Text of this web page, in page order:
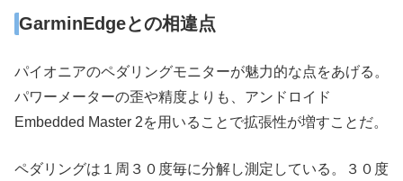
GarminEdgeとの相違点
パイオニアのペダリングモニターが魅力的な点をあげる。
パワーメーターの歪や精度よりも、アンドロイド
Embedded Master 2を用いることで拡張性が増すことだ。
ペダリングは１周３０度毎に分解し測定している。３０度